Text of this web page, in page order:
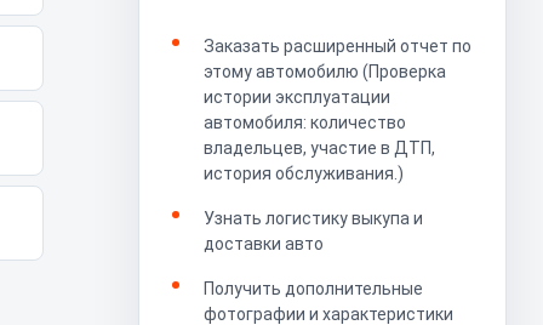
Заказать расширенный отчет по
этому автомобилю (Проверка
истории эксплуатации
автомобиля: количество
владельцев, участие в ДТП,
история обслуживания.)
Узнать логистику выкупа и
доставки авто
Получить дополнительные
фотографии и характеристики